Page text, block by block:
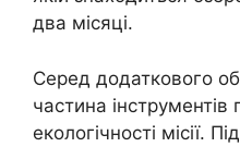
два місяці.
Серед додаткового
частина
екологічності місії.